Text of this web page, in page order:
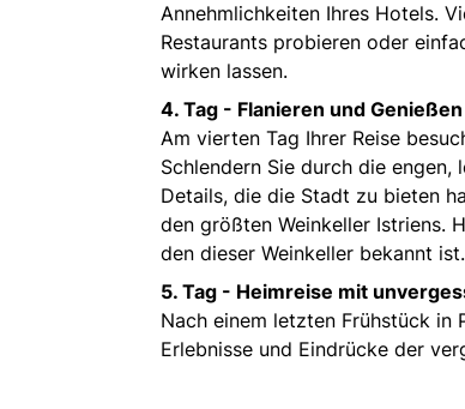
Annehmlichkeiten Ihres Hotels.
Restaurants probieren oder
wirken lassen.
4. Tag - Flanieren und
Am vierten Tag Ihrer Reise
Schlendern Sie durch die
Details, die die Stadt zu bieten
den größten Weinkeller Istriens.
den dieser Weinkeller bekannt ist.
5. Tag - Heimreise mit
Nach einem letzten Frühstück in
Erlebnisse und Eindrücke der